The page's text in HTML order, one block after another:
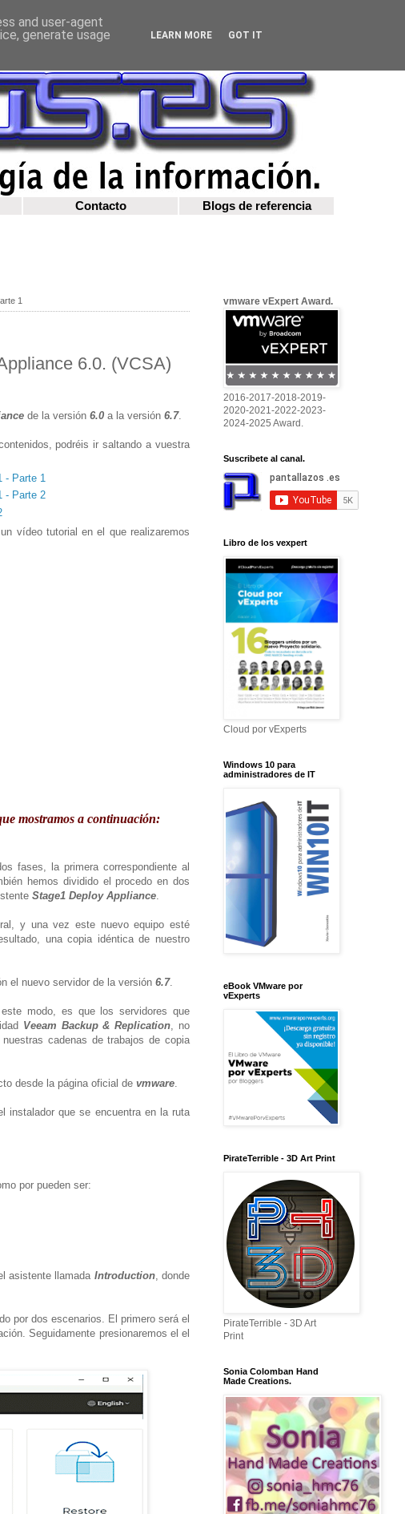
Contacto Blogs de referencia
1
6.0. (VCSA)
de la versión 6.0 a la versión 6.7.
podréis ir saltando a vuestra
- Parte 1
- Parte 2
vídeo tutorial en el que realizaremos
mostramos a continuación:
fases, la primera correspondiente al
hemos dividido el procedo en dos
Stage1 Deploy Appliance.
y una vez este nuevo equipo esté
una copia idéntica de nuestro
el nuevo servidor de la versión 6.7.
modo, es que los servidores que
Veeam Backup & Replication, no
cadenas de trabajos de copia
desde la página oficial de vmware.
instalador que se encuentra en la ruta
por pueden ser:
asistente llamada Introduction, donde
por dos escenarios. El primero será el
Seguidamente presionaremos el el
vmware vExpert Award.
2016-2017-2018-2019-
2020-2021-2022-2023-
2024-2025 Award.
Suscribete al canal.
Libro de los vexpert
Cloud por vExperts
Windows 10 para
administradores de IT
eBook VMware por
vExperts
PirateTerrible - 3D Art Print
PirateTerrible - 3D Art
Print
Sonia Colomban Hand
Made Creations.
and user-agent
generate usage
LEARN MORE GOT IT